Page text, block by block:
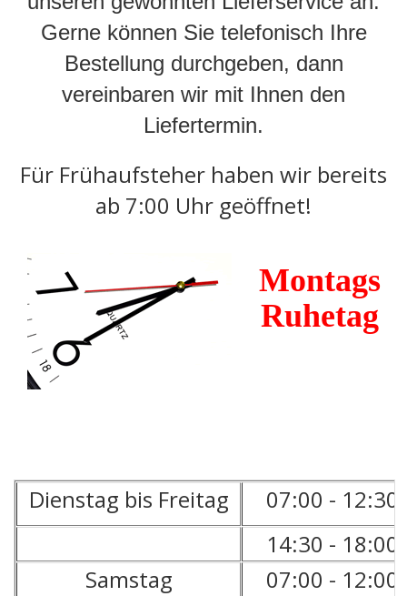
Gerne können Sie telefonisch Ihre
Bestellung durchgeben, dann
vereinbaren wir mit Ihnen den
Liefertermin.
Für Frühaufsteher haben wir bereits
ab 7:00 Uhr geöffnet!
Montags
Ruhetag
Dienstag bis Freitag
07:00 - 12:30
14:30 - 18:00
Samstag
07:00 - 12:00